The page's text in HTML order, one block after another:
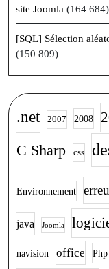
site Joomla (164 684)
[SQL] Sélection
(150 809)
.net 2007 2008
C Sharp
css
Environnement
java Joomla
navision office Php